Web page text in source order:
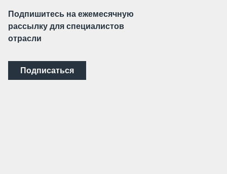
Подпишитесь на ежемесячную
рассылку для специалистов
отрасли
Подписаться